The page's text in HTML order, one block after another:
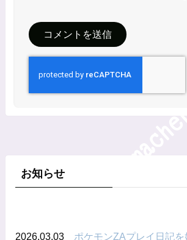
お知らせ
2026.03.03 ポケモンZAプレイ日記を